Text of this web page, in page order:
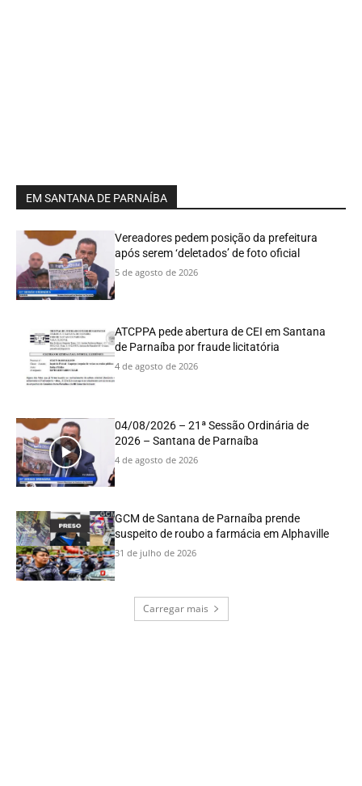
EM SANTANA DE PARNAÍBA
Vereadores pedem posição da prefeitura
após serem ‘deletados’ de foto oficial
5 de agosto de 2026
ATCPPA pede abertura de CEI em Santana
de Parnaíba por fraude licitatória
4 de agosto de 2026
04/08/2026 – 21ª Sessão Ordinária de
2026 – Santana de Parnaíba
4 de agosto de 2026
GCM de Santana de Parnaíba prende
suspeito de roubo a farmácia em Alphaville
31 de julho de 2026
Carregar mais